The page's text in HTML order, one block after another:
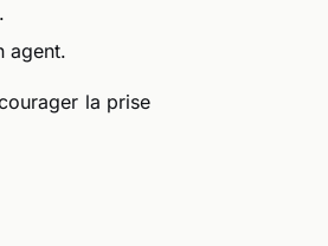
agent.
la prise